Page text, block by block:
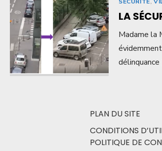
LA
Madame la
PLAN DU SITE
CONDITIONS
POLITIQUE DE